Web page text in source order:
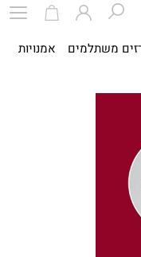
משתלמים אמנויות